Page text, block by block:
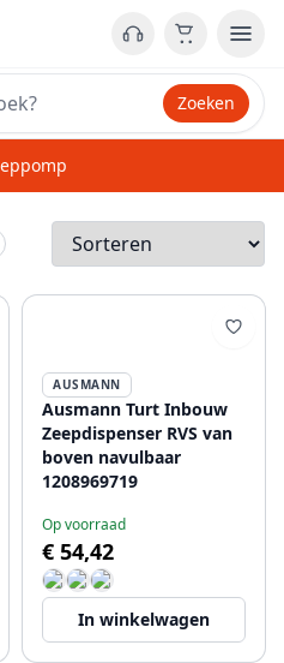
Zoeken
AUSMANN
Ausmann Turt Inbouw
Zeepdispenser RVS van
boven navulbaar
1208969719
Op voorraad
€ 54,42
In winkelwagen